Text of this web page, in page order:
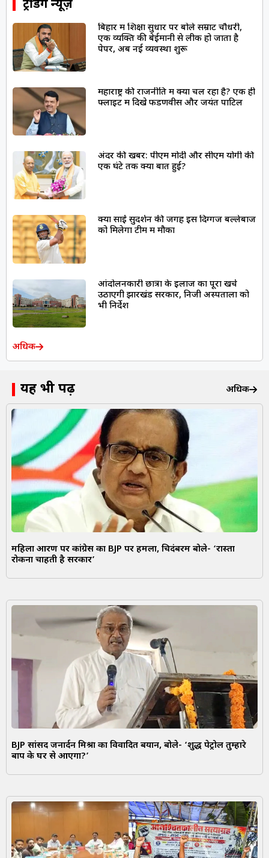
ट्रेंडिंग न्यूज़
बिहार में शिक्षा सुधार पर बोले सम्राट चौधरी,
एक व्यक्ति की बेईमानी से लीक हो जाता है
पेपर, अब नई व्यवस्था शुरू
महाराष्ट्र की राजनीति में क्या चल रहा है? एक ही
फ्लाइट में दिखे फडणवीस और जयंत पाटिल
अंदर की खबर: पीएम मोदी और सीएम योगी की
एक घंटे तक क्या बात हुई?
क्या साईं सुदर्शन की जगह इस दिग्गज बल्लेबाज
को मिलेगा टीम में मौका
आंदोलनकारी छात्रों के इलाज का पूरा खर्च
उठाएगी झारखंड सरकार, निजी अस्पतालों को
भी निर्देश
अधिक
यह भी पढ़ें अधिक
महिला आरक्षण पर कांग्रेस का BJP पर हमला, चिदंबरम बोले- ‘रास्ता
रोकना चाहती है सरकार’
BJP सांसद जनार्दन मिश्रा का विवादित बयान, बोले- ‘शुद्ध पेट्रोल तुम्हारे
बाप के घर से आएगा?’